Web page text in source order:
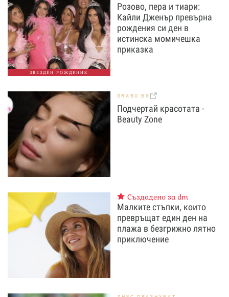
ЗВЕЗДЕН РОЖДЕНИК
Розово, пера и тиари:
Кайли Дженър превърна
рождения си ден в
истинска момичешка
приказка
GRABO.BG
Подчертай красотата -
Beauty Zone
Създадено за dm
Малките стъпки, които
превръщат един ден на
плажа в безгрижно лятно
приключение